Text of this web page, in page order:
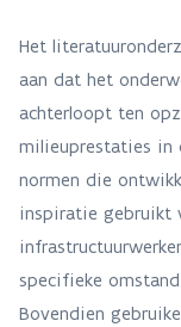
Het
aan dat het
achterloopt ten
milieuprestaties in
normen die
inspiratie gebruikt
specifieke
Bovendien